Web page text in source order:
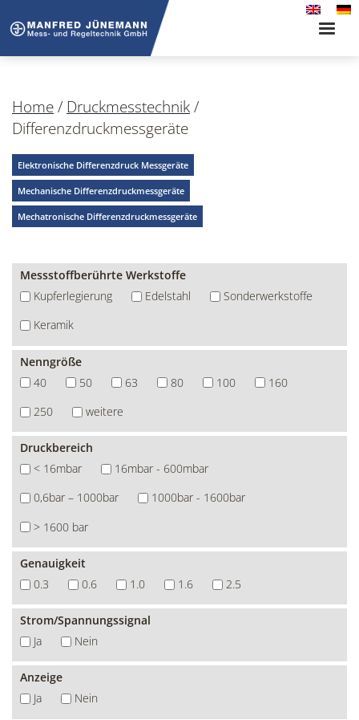
Toggle
Home/ Druckmesstechnik/
Differenzdruckmessgeräte
Elektronische Differenzdruck Messgeräte
Mechanische Differenzdruckmessgeräte
Mechatronische Differenzdruckmessgeräte
Messstoffberührte Werkstoffe
Kupferlegierung
Edelstahl
Sonderwerkstoffe
Keramik
Nenngröße
40
50 63 80 100
160
250
weitere
Druckbereich
< 16mbar
16mbar - 600mbar
0,6bar – 1000bar
1000bar - 1600bar
> 1600 bar
Genauigkeit
0.3
0.6 1.0 1.6 2.5
Strom/Spannungssignal
Ja
Nein
Anzeige
Ja
Nein